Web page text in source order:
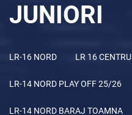
JUNIORI
LR-16 NORD LR 16 CENTRU
LR-14 NORD PLAY OFF 25/26
LR-14 NORD BARAJ TOAMNA